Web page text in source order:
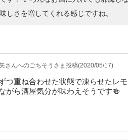
しさを増してくれる感じですね。
さんへのごちそうさま投稿(2020/05/17)
つ重ね合わせた状態で凍らせたレ
がら酒屋気分が味わえそうです🍻